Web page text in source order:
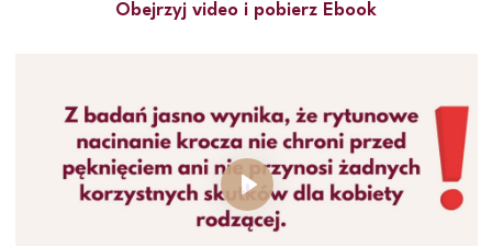
Obejrzyj video i pobierz Ebook